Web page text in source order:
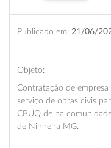
Publicado em: 21/06/
Objeto:
Contratação de
serviço de obras civis
CBUQ de na
de Ninheira MG.